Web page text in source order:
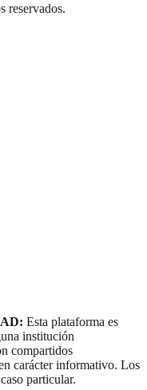
reservados.
Esta plataforma es
institución
compartidos
carácter informativo. Los
particular.